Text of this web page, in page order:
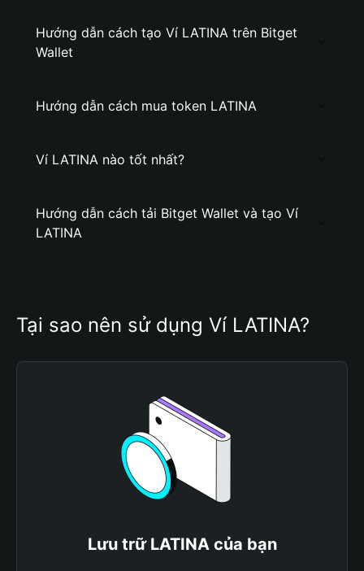
Hướng dẫn cách tạo Ví LATINA trên Bitget
Wallet
Hướng dẫn cách mua token LATINA
Ví LATINA nào tốt nhất?
Hướng dẫn cách tải Bitget Wallet và tạo Ví
LATINA
Tại sao nên sử dụng Ví LATINA?
Lưu trữ LATINA của bạn